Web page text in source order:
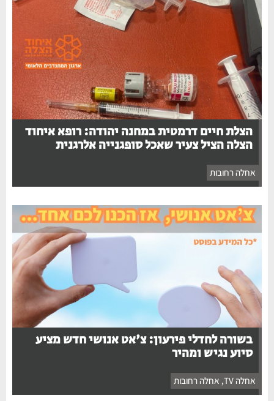
הצלת חיים דרמטית במחנה יהודה: רופא איחוד
הצלה הציל צעיר שאכל סופגנייה אלרגנית
אחלה רחובות
בשורה לחדלי פירעון: צ'אט אנושי חדש מציע
סיוע נגיש ומהיר
אחלה TV , אחלה רחובות